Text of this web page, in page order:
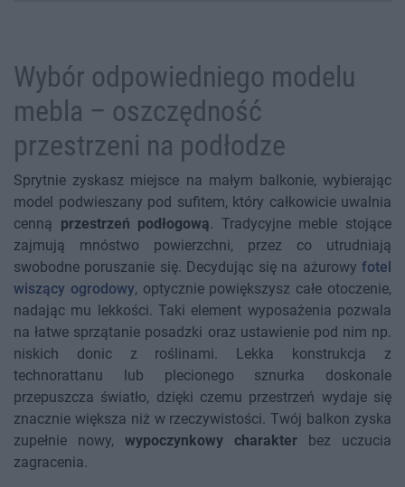
Wybór odpowiedniego modelu
mebla – oszczędność
przestrzeni na podłodze
Sprytnie zyskasz miejsce na małym balkonie, wybierając
model podwieszany pod sufitem, który całkowicie uwalnia
cenną przestrzeń podłogową. Tradycyjne meble stojące
zajmują mnóstwo powierzchni, przez co utrudniają
swobodne poruszanie się. Decydując się na ażurowy fotel
wiszący ogrodowy, optycznie powiększysz całe otoczenie,
nadając mu lekkości. Taki element wyposażenia pozwala
na łatwe sprzątanie posadzki oraz ustawienie pod nim np.
niskich donic z roślinami. Lekka konstrukcja z
technorattanu lub plecionego sznurka doskonale
przepuszcza światło, dzięki czemu przestrzeń wydaje się
znacznie większa niż w rzeczywistości. Twój balkon zyska
zupełnie nowy, wypoczynkowy charakter bez uczucia
zagracenia.